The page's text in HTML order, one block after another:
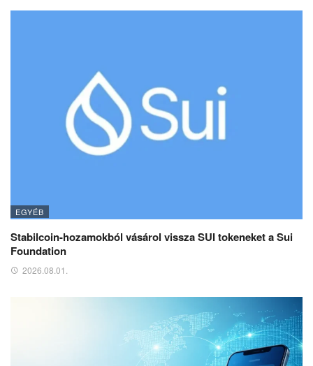
EGYÉB
Stabilcoin-hozamokból vásárol vissza SUI tokeneket a Sui
Foundation
2026.08.01.